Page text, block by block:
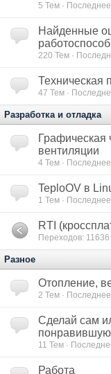
5 Тем ·
Найденные
220 Тем ·
Техническая
47 Тем ·
Разработка и отладка
Графическая
вентиляции
4 Тем ·
TeploOV в
1 Тем ·
RTI
Переходов: 11636
Разное
Отопление,
2 Тем ·
Сделай сам
11 Тем ·
Работа